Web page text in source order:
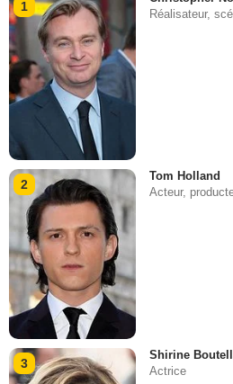
1
Réalisateur,
2
Tom Holland
Acteur,
3
Shirine
Actrice